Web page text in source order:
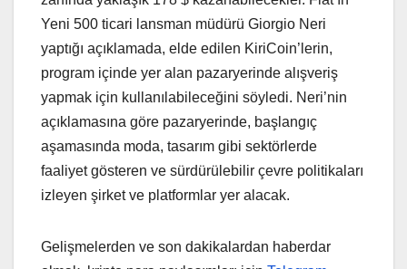
Yeni 500 ticari lansman müdürü Giorgio Neri
yaptığı açıklamada, elde edilen KiriCoin’lerin,
program içinde yer alan pazaryerinde alışveriş
yapmak için kullanılabileceğini söyledi. Neri’nin
açıklamasına göre pazaryerinde, başlangıç
aşamasında moda, tasarım gibi sektörlerde
faaliyet gösteren ve sürdürülebilir çevre politikaları
izleyen şirket ve platformlar yer alacak.
Gelişmelerden ve son dakikalardan haberdar